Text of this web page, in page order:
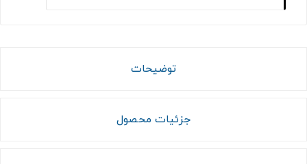
توضیحات
جزئیات محصول